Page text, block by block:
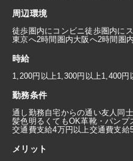
周辺環境
徒歩圏内にコンビニ徒歩圏内に
東京へ2時間圏内大阪へ2時間圏内
時給
1,200円以上1,300円以上1,400円
勤務条件
通し勤務自宅からの通い友人同
髪色明るくてもOK革靴・パンプ
交通費支給4万円以上交通費支給
メリット